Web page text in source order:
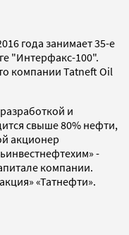
года занимает 35-е
"Интерфакс-100".
компании Tatneft Oil
и
свыше 80% нефти,
акционер
-
компании.
«Татнефти».